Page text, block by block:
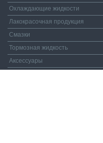
Охлаждающие жидкости
Лакокрасочная продукция
Смазки
Тормозная жидкость
Аксессуары